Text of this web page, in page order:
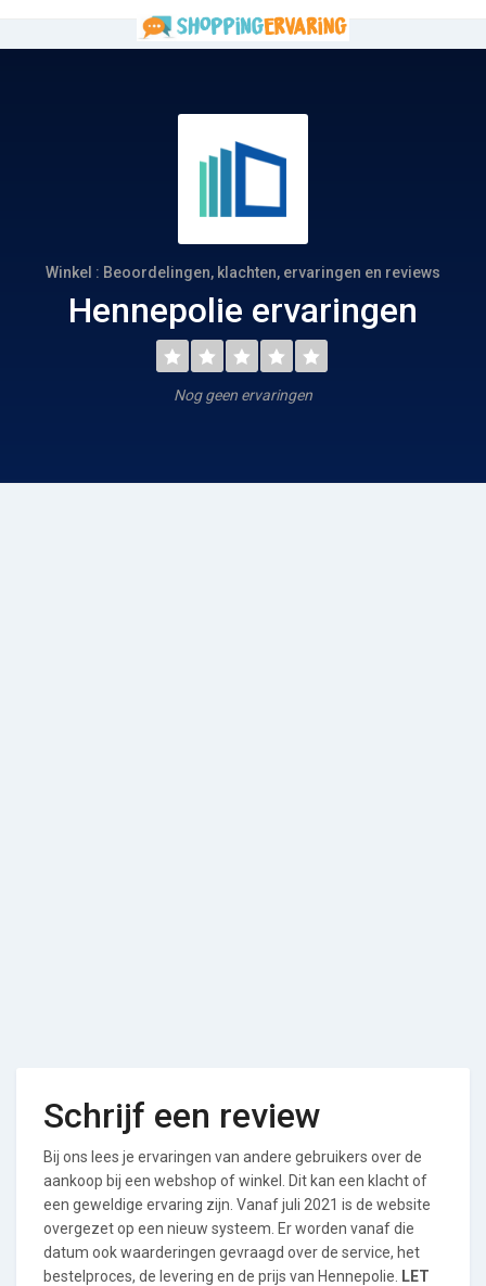
Winkel : Beoordelingen, klachten, ervaringen en reviews
Hennepolie ervaringen
Nog geen ervaringen
Schrijf een review
Bij ons lees je ervaringen van andere gebruikers over de
aankoop bij een webshop of winkel. Dit kan een klacht of
een geweldige ervaring zijn. Vanaf juli 2021 is de website
overgezet op een nieuw systeem. Er worden vanaf die
datum ook waarderingen gevraagd over de service, het
bestelproces, de levering en de prijs van Hennepolie.
LET